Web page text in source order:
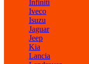
Infiniti
Iveco
Isuzu
Jaguar
Jeep
Kia
Lancia